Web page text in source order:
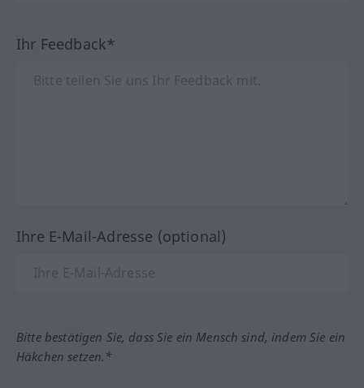
Ihr Feedback*
Ihre E-Mail-Adresse (optional)
Bitte bestätigen Sie, dass Sie ein Mensch sind, indem Sie ein
Häkchen setzen.*